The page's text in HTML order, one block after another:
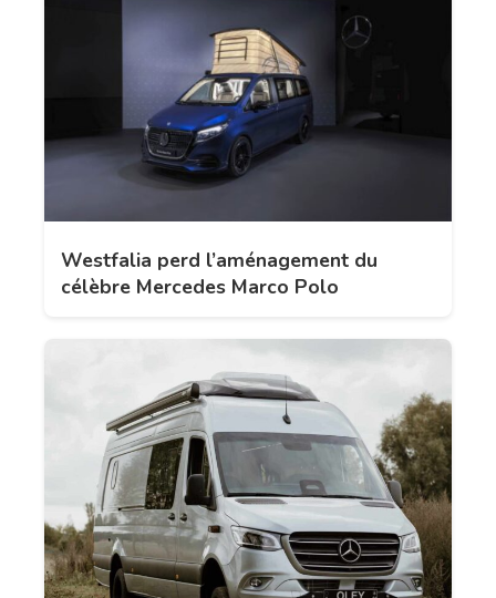
Westfalia perd l’aménagement du
célèbre Mercedes Marco Polo